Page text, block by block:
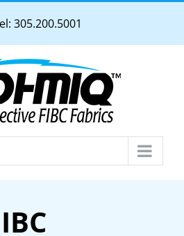
305.200.5001